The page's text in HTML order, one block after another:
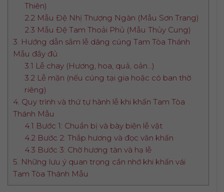
Thiên)
2.2 Mẫu Đệ Nhị Thượng Ngàn (Mẫu Sơn Trang)
2.3 Mẫu Đệ Tam Thoải Phủ (Mẫu Thủy Cung)
3. Hướng dẫn sắm lễ dâng cúng Tam Tòa Thánh
Mẫu đầy đủ
3.1 Lễ chay (Hương, hoa, quả, oản…)
3.2 Lễ mặn (nếu cúng tại gia hoặc có ban thờ
riêng)
4. Quy trình và thứ tự hành lễ khi khấn Tam Tòa
Thánh Mẫu
4.1 Bước 1: Chuẩn bị và bày biện lễ vật
4.2 Bước 2: Thắp hương và đọc văn khấn
4.3 Bước 3: Chờ hương tàn và hạ lễ
5. Những lưu ý quan trọng cần nhớ khi khấn vái
Tam Tòa Thánh Mẫu